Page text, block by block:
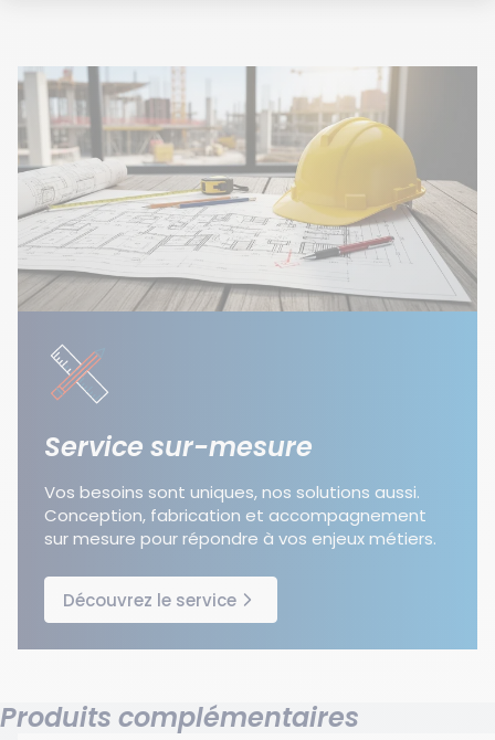
Service sur-mesure
Vos besoins sont uniques, nos solutions aussi.
Conception, fabrication et accompagnement
sur mesure pour répondre à vos enjeux métiers.
Découvrez le service
Produits complémentaires